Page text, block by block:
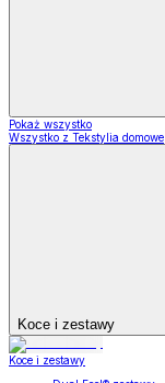
Pokaż wszystko
Wszystko z Tekstylia domowe
Koce i zestawy
Koce i zestawy